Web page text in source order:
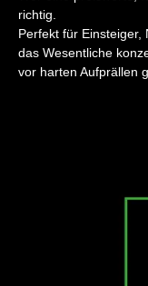
richtig.
Perfekt für Einsteiger,
das Wesentliche
vor harten Aufprällen